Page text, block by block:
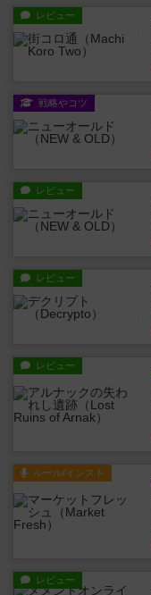
レビュー
戦略やコツ
レビュー
レビュー
レビュー
ルール/インスト
レビュー